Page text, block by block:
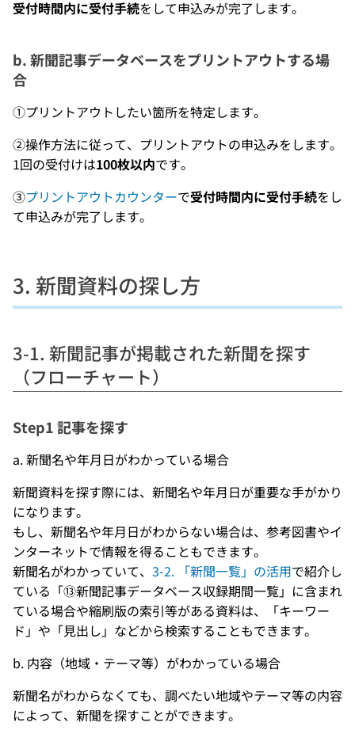
受付時間内に受付手続をして申込みが完了します。
b. 新聞記事データベースをプリントアウトする場
合
①プリントアウトしたい箇所を特定します。
②操作方法に従って、プリントアウトの申込みをします。
1回の受付けは100枚以内です。
③プリントアウトカウンターで受付時間内に受付手続をし
て申込みが完了します。
3. 新聞資料の探し方
3-1. 新聞記事が掲載された新聞を探す
（フローチャート）
Step1 記事を探す
a. 新聞名や年月日がわかっている場合
新聞資料を探す際には、新聞名や年月日が重要な手がかり
になります。
もし、新聞名や年月日がわからない場合は、参考図書やイ
ンターネットで情報を得ることもできます。
新聞名がわかっていて、 3-2. 「新聞一覧」の活用で紹介し
ている「⑬新聞記事データベース収録期間一覧」に含まれ
ている場合や縮刷版の索引等がある資料は、「キーワー
ド」や「見出し」などから検索することもできます。
b. 内容（地域・テーマ等）がわかっている場合
新聞名がわからなくても、調べたい地域やテーマ等の内容
によって、新聞を探すことができます。